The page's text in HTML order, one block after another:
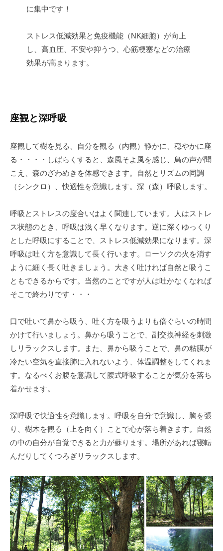
に集中です！
ストレス低減効果と免疫機能（NK細胞）が向上
し、高血圧、不安や抑うつ、心筋梗塞などの治療
効果が高まります。
座観と深呼吸
座観して樹を見る、自分を観る（内観）静かに、穏やかに座
る・・・・しばらくすると、森風そよ風を感じ、鳥の声が聞
こえ、森のざわめきを体感できます。自然とリズムの同調
（シンクロ）、快適性を意識します。深（森）呼吸します。
呼吸とストレスの度合いはよく関連しています。人はストレ
ス状態のとき、呼吸は浅く早くなります。逆に深くゆっくり
とした呼吸にすることで、ストレス低減効果になります。深
呼吸は吐く方を意識して長く行います。ローソクの火を消す
ように細く長く吐きましょう。大きく吐ければ自然と吸うこ
ともできるからです。当然のことですが人は吐かなくなれば
そこで終わりです・・・
口で吐いて鼻から吸う、吐く方を吸うよりも倍ぐらいの時間
かけて行いましょう。鼻から吸うことで、副交換神経を刺激
しリラックスします。また、鼻から吸うことで、鼻の粘膜が
冷たい空気を直接肺に入れないよう、体温調整をしてくれま
す。なるべくお腹を意識して腹式呼吸することが気分を落ち
着かせます。
深呼吸で快適性を意識します。呼吸を自分で意識し、胸を張
り、樹木を観る（上を向く）ことで心が落ち着きます。自然
の中の自分が自覚できると力が蘇ります。場所があれば寝転
んだりしてくつろぎリラックスします。